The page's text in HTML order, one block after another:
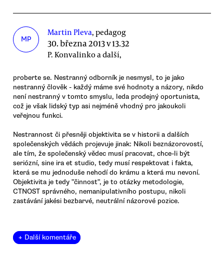
MP
Martin Pleva, pedagog
30. března 2013 v 13.32
P. Konvalinko a další,
proberte se. Nestranný odborník je nesmysl, to je jako
nestranný člověk - každý máme své hodnoty a názory, nikdo
není nestranný v tomto smyslu, leda prodejný oportunista,
což je však lidský typ asi nejméně vhodný pro jakoukoli
veřejnou funkci.
Nestrannost či přesněji objektivita se v historii a dalších
společenských vědách projevuje jinak: Nikoli beznázorovostí,
ale tím, že společenský vědec musí pracovat, chce-li být
seriózní, sine ira et studio, tedy musí respektovat i fakta,
která se mu jednoduše nehodí do krámu a která mu nevoní.
Objektivita je tedy "činnost", je to otázky metodologie,
CTNOST správného, nemanipulativního postupu, nikoli
zastávání jakési bezbarvé, neutrální názorové pozice.
+ Další komentáře